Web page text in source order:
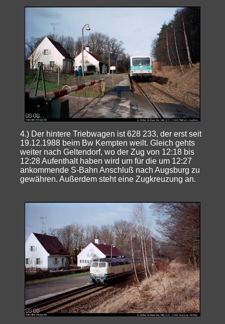
4.) Der hintere Triebwagen ist 628 233, der erst seit
19.12.1988 beim Bw Kempten weilt. Gleich gehts
weiter nach Geltendorf, wo der Zug von 12:18 bis
12:28 Aufenthalt haben wird um für die um 12:27
ankommende S-Bahn Anschluß nach Augsburg zu
gewähren. Außerdem steht eine Zugkreuzung an.